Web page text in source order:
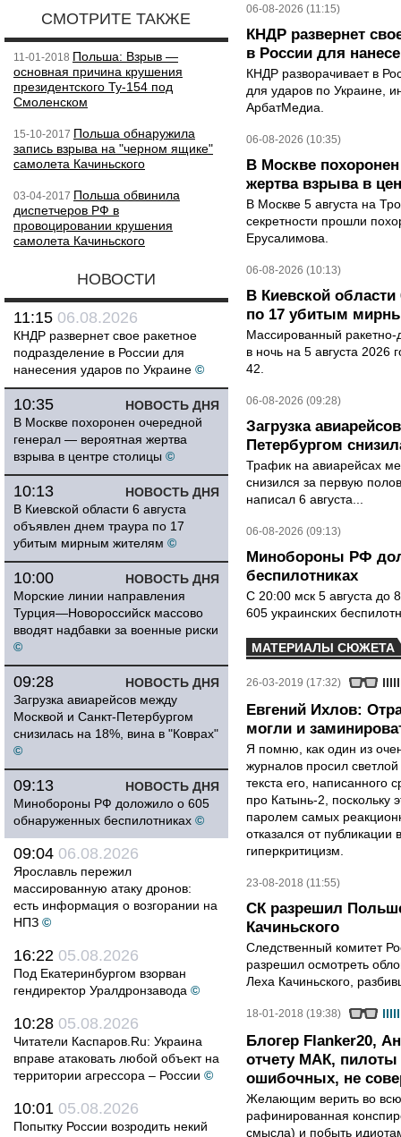
СМОТРИТЕ ТАКЖЕ
11-01-2018 Польша: Взрыв —
основная причина крушения
президентского Ту-154 под
Смоленском
15-10-2017 Польша обнаружила
запись взрыва на "черном ящике"
самолета Качиньского
03-04-2017 Польша обвинила
диспетчеров РФ в
провоцировании крушения
самолета Качиньского
НОВОСТИ
11:15 06.08.2026
КНДР развернет свое ракетное
подразделение в России для
нанесения ударов по Украине ©
НОВОСТЬ ДНЯ
10:35
В Москве похоронен очередной
генерал — вероятная жертва
взрыва в центре столицы ©
НОВОСТЬ ДНЯ
10:13
В Киевской области 6 августа
объявлен днем траура по 17
убитым мирным жителям ©
НОВОСТЬ ДНЯ
10:00
Морские линии направления
Турция—Новороссийск массово
вводят надбавки за военные риски
©
НОВОСТЬ ДНЯ
09:28
Загрузка авиарейсов между
Москвой и Санкт-Петербургом
снизилась на 18%, вина в "Коврах"
©
НОВОСТЬ ДНЯ
09:13
Минобороны РФ доложило о 605
обнаруженных беспилотниках ©
09:04 06.08.2026
Ярославль пережил
массированную атаку дронов:
есть информация о возгорании на
НПЗ ©
16:22 05.08.2026
Под Екатеринбургом взорван
гендиректор Уралдронзавода ©
10:28 05.08.2026
Читатели Каспаров.Ru: Украина
вправе атаковать любой объект на
территории агрессора – России ©
10:01 05.08.2026
Попытку России возродить некий
06-08-2026 (11:15)
КНДР развернет
в России для
КНДР разворачивает в
для ударов по Украине,
АрбатМедиа.
06-08-2026 (10:35)
В Москве
жертва взрыва в
В Москве 5 августа на
секретности прошли
Ерусалимова.
06-08-2026 (10:13)
В Киевской
по 17 убитым
Массированный ракетно-
в ночь на 5 августа 2026
42.
06-08-2026 (09:28)
Загрузка
Петербургом
Трафик на авиарейсах
снизился за первую
написал 6 августа...
06-08-2026 (09:13)
Минобороны РФ
беспилотниках
С 20:00 мск 5 августа до
605 украинских
МАТЕРИАЛЫ СЮЖЕТА
26-03-2019 (17:32)
Евгений Ихлов:
могли и
Я помню, как один из
журналов просил
текста его, написанного
про Катынь-2, поскольку
паролем самых
отказался от
гиперкритицизм.
23-08-2018 (11:55)
СК разрешил
Качиньского
Следственный комитет
разрешил осмотреть
Леха Качиньского,
18-01-2018 (19:38)
Блогер Flanker20,
отчету МАК, пилоты
ошибочных, не
Желающим верить во всю
рафинированная
смысла) и побыть